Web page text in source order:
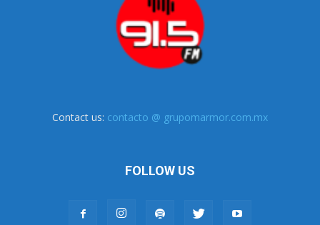
Contact us: contacto @ grupomarmor.com.mx
FOLLOW US